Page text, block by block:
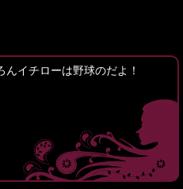
イチローは野球のだよ！